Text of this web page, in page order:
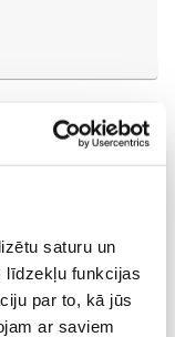
saturu un
līdzekļu funkcijas
par to, kā jūs
ar saviem
konsultācija